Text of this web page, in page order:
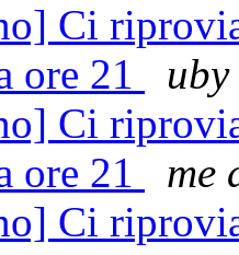
Ci
ore 21
Ci
ore 21
me
Ci